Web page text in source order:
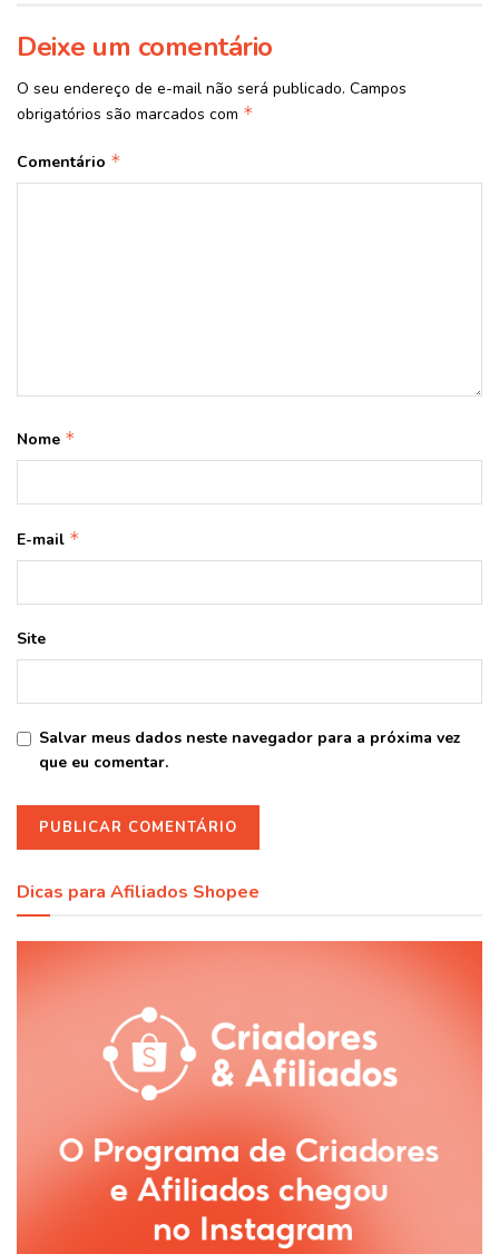
Deixe um comentário
O seu endereço de e-mail não será publicado. Campos
obrigatórios são marcados com *
Comentário *
Nome *
E-mail *
Site
Salvar meus dados neste navegador para a próxima vez
que eu comentar.
Dicas para Afiliados Shopee